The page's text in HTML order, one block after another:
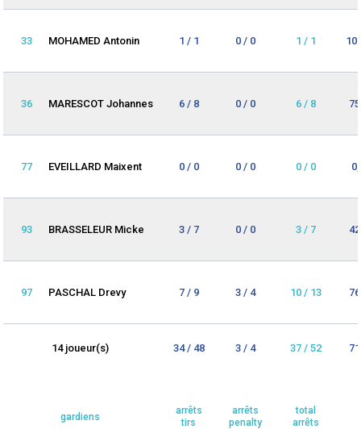
33 MOHAMED Antonin 1 / 1 0 / 0 1 / 1
36 MARESCOT Johannes 6 / 8 0 / 0 6 / 8
77 EVEILLARD Maixent 0 / 0 0 / 0 0 / 0
93 BRASSELEUR Micke 3 / 7 0 / 0 3 / 7
97 PASCHAL Drevy 7 / 9 3 / 4 10 / 13
14 joueur(s) 34 / 48 3 / 4 37 / 52
gardiens
arrêts
tirs
arrêts
penalty
total
arrêts